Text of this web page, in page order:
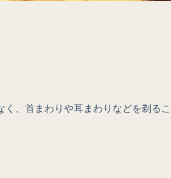
、首まわりや耳まわりなどを剃る